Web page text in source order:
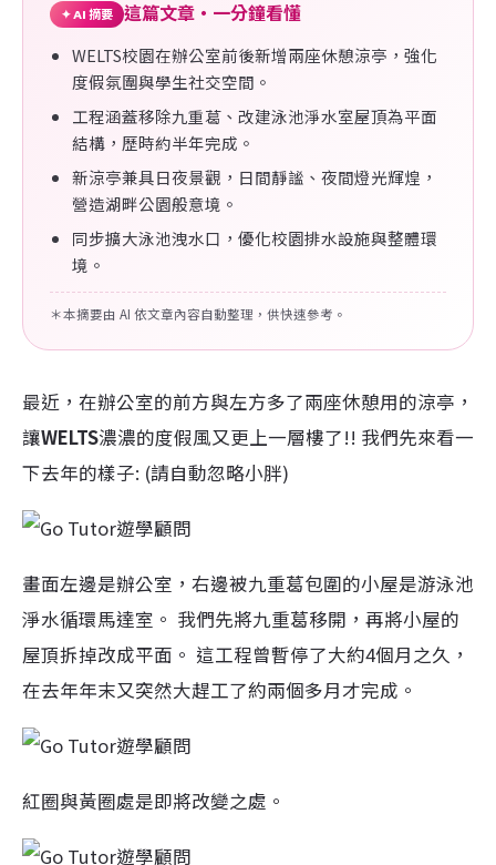
✦ AI 摘要 這篇文章・一分鐘看懂
WELTS校園在辦公室前後新增兩座休憩涼亭，強化
度假氛圍與學生社交空間。
工程涵蓋移除九重葛、改建泳池淨水室屋頂為平面
結構，歷時約半年完成。
新涼亭兼具日夜景觀，日間靜謐、夜間燈光輝煌，
營造湖畔公園般意境。
同步擴大泳池洩水口，優化校園排水設施與整體環
境。
＊本摘要由 AI 依文章內容自動整理，供快速參考。
最近，在辦公室的前方與左方多了兩座休憩用的涼亭，
讓WELTS濃濃的度假風又更上一層樓了!! 我們先來看一
下去年的樣子: (請自動忽略小胖)
畫面左邊是辦公室，右邊被九重葛包圍的小屋是游泳池
淨水循環馬達室。 我們先將九重葛移開，再將小屋的
屋頂拆掉改成平面。 這工程曾暫停了大約4個月之久，
在去年年末又突然大趕工了約兩個多月才完成。
紅圈與黃圈處是即將改變之處。